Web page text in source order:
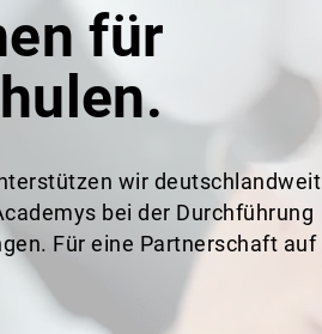
für
wir deutschlandweit
bei der Durchführung
Für eine Partnerschaft auf